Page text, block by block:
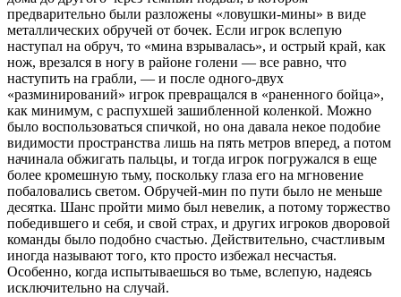
предварительно были разложены «ловушки-мины» в виде
металлических обручей от бочек. Если игрок вслепую
наступал на обруч, то «мина взрывалась», и острый край, как
нож, врезался в ногу в районе голени — все равно, что
наступить на грабли, — и после одного-двух
«разминирований» игрок превращался в «раненного бойца»,
как минимум, с распухшей зашибленной коленкой. Можно
было воспользоваться спичкой, но она давала некое подобие
видимости пространства лишь на пять метров вперед, а потом
начинала обжигать пальцы, и тогда игрок погружался в еще
более кромешную тьму, поскольку глаза его на мгновение
побаловались светом. Обручей-мин по пути было не меньше
десятка. Шанс пройти мимо был невелик, а потому торжество
победившего и себя, и свой страх, и других игроков дворовой
команды было подобно счастью. Действительно, счастливым
иногда называют того, кто просто избежал несчастья.
Особенно, когда испытываешься во тьме, вслепую, надеясь
исключительно на случай.